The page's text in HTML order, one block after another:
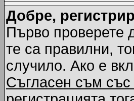
Добре,
Първо проверете
те са правилни,
случило. Ако е
Съгласен съм със